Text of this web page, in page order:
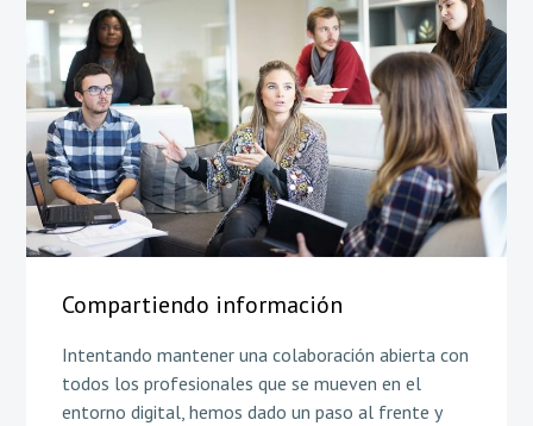
Compartiendo información
Intentando mantener una colaboración abierta con
todos los profesionales que se mueven en el
entorno digital, hemos dado un paso al frente y